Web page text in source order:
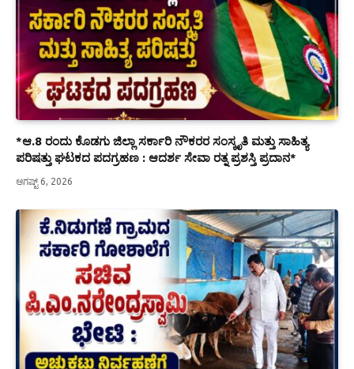
*ಆ.8 ರಂದು ಕೊಡಗು ಜಿಲ್ಲಾ ಸರ್ಕಾರಿ ನೌಕರರ ಸಂಸ್ಕೃತಿ ಮತ್ತು ಸಾಹಿತ್ಯ
ಪರಿಷತ್ತು ಘಟಕದ ಪದಗ್ರಹಣ : ಆದರ್ಶ ಸೇವಾ ರತ್ನ ಪ್ರಶಸ್ತಿ ಪ್ರದಾನ*
ಆಗಷ್ಟ್ 6, 2026